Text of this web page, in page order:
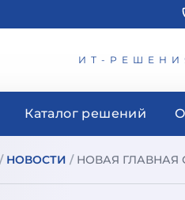
ИТ-
Каталог решений
/ НОВОСТИ / НОВАЯ ГЛАВНАЯ